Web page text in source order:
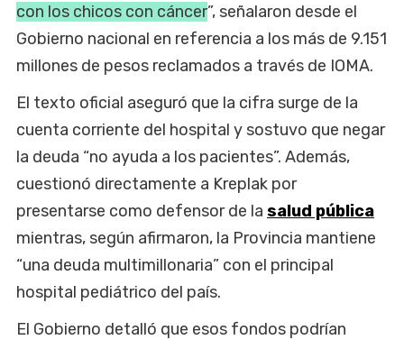
con los chicos con cáncer”, señalaron desde el
Gobierno nacional en referencia a los más de 9.151
millones de pesos reclamados a través de IOMA.
El texto oficial aseguró que la cifra surge de la
cuenta corriente del hospital y sostuvo que negar
la deuda “no ayuda a los pacientes”. Además,
cuestionó directamente a Kreplak por
presentarse como defensor de la salud pública
mientras, según afirmaron, la Provincia mantiene
“una deuda multimillonaria” con el principal
hospital pediátrico del país.
El Gobierno detalló que esos fondos podrían